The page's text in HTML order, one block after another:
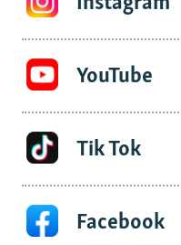
YouTube
Tik Tok
Facebook